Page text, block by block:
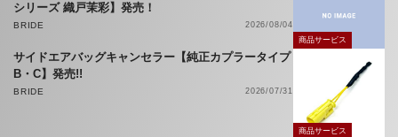
シリーズ 織戸茉彩】発売！
BRIDE
2026/08/04
商品サービス
サイドエアバッグキャンセラー【純正カプラータイプ
B・C】発売!!
BRIDE 2026/07/31
商品サービス